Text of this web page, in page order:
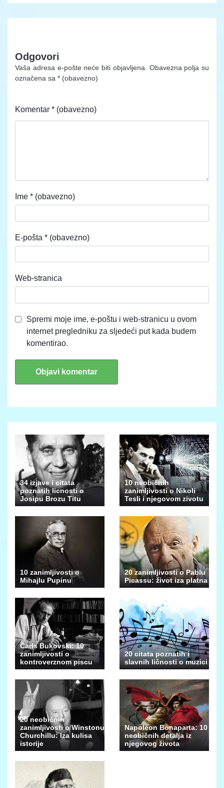
Odgovori
Vaša adresa e-pošte neće biti objavljena. Obavezna polja su
označena sa * (obavezno)
Komentar * (obavezno)
Ime * (obavezno)
E-pošta * (obavezno)
Web-stranica
Spremi moje ime, e-poštu i web-stranicu u ovom
internet pregledniku za sljedeći put kada budem
komentirao.
34 izjave i citata
poznatih licnosti o
Josipu Brozu Titu
10 neobičnih
zanimljivosti o Nikoli
Tesli i njegovom zivotu
10 zanimljivosti o
Mihajlu Pupinu
20 zanimljivosti o Pablu
Picassu: život iza platna
Čarls Bukovski: 10
zanimljivosti o
kontroverznom piscu
20 citata poznatih i
slavnih ličnosti o muzici
20 neobičnih
zanimljivosti o Winstonu
Churchillu: Iza kulisa
istorije
Napoleon Bonaparta: 10
neobičnih detalja iz
njegovog života